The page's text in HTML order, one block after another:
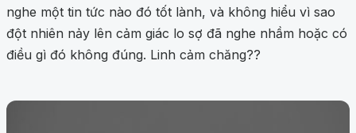
nghe một tin tức nào đó tốt lành, và không hiểu vì sao
đột nhiên nảy lên cảm giác lo sợ đã nghe nhầm hoặc có
điều gì đó không đúng. Linh cảm chăng??